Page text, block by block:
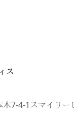
ス
木7-4-1スマイリー